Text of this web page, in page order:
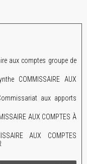
aux comptes groupe de
COMMISSAIRE AUX
aux apports
AUX COMPTES À
AUX COMPTES